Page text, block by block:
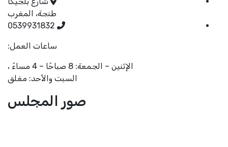
طنجة، المغرب
0539931832
ساعات العمل:
الإثنين – الجمعة: 8 صباحًا – 4 مساءً ،
السبت والأحد: مغلق
صور المجلس